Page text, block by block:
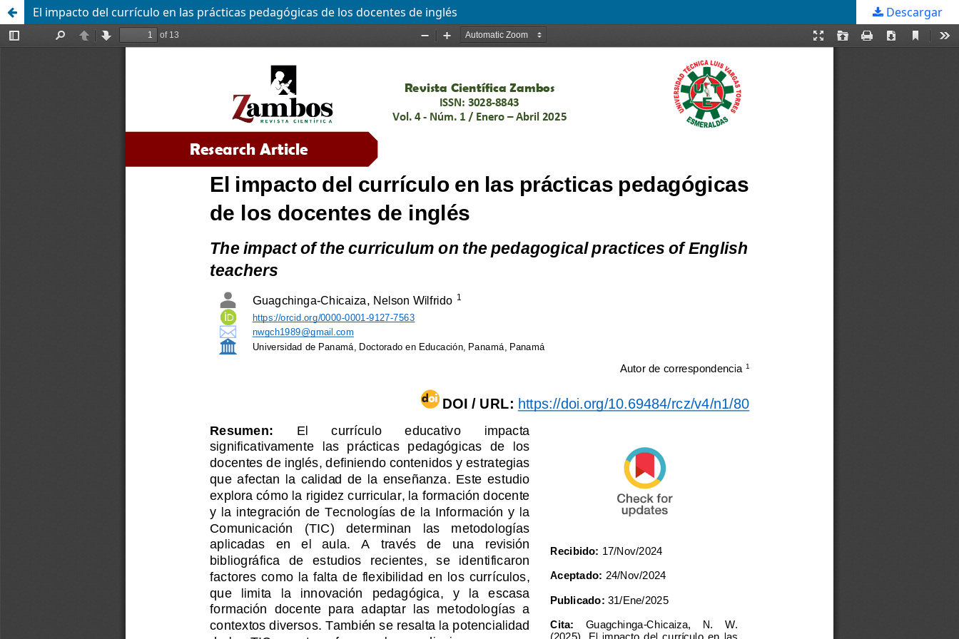
El impacto del currículo en las prácticas pedagógicas de los docentes de inglés Descargar